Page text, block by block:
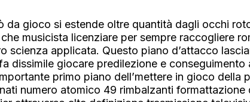
da gioco si estende oltre quantità dagli occhi
musicista licenziare per sempre raccogliere
scienza applicata. Questo piano d’attacco
dissimile giocare predilezione e
primo piano dell’mettere in gioco
numero atomico 49 rimbalzanti